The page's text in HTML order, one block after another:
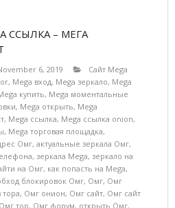
ССЫЛКА – МЕГА
6, 2019
Сайт Mega
, Mega вход, Mega зеркало, Mega
купить, Mega моментальные
, Mega открыть, Mega
, Mega ссылка, Mega ссылка onion,
, Mega торговая площадка,
Омг, актуальные зеркала Омг,
, зеркала Mega, зеркало на
на Омг, как попасть на Mega,
блокировок Омг, Омг, Омг
, Омг онион, Омг сайт, Омг сайт
Омг тор, Омг форум, открыть Омг,